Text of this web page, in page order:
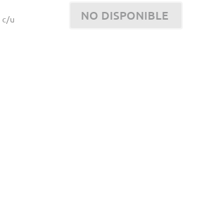
c/u NO DISPONIBLE